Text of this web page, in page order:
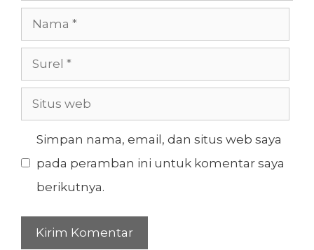
Nama
Surel
Situs
web
Simpan nama, email, dan situs web saya
pada peramban ini untuk komentar saya
berikutnya.